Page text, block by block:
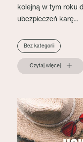
kolejną w tym roku
ubezpieczeń karę...
Bez kategorii
Czytaj więcej